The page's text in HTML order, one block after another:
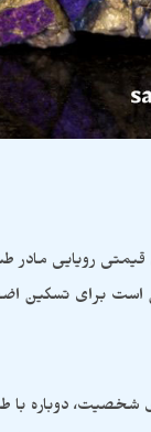
قیمتی رویایی
است برای تسکین
دوباره با